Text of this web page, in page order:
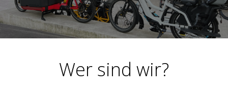
Wer sind wir?